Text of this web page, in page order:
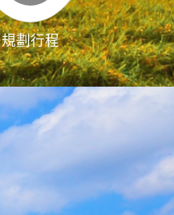
規劃行程